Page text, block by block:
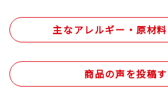
主なアレルギー・原材
商品の声を投稿